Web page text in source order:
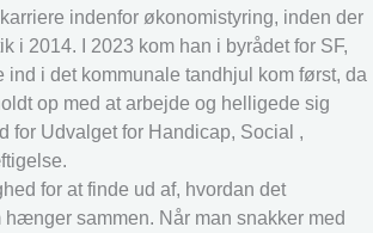
indenfor økonomistyring, inden der
i 2014. I 2023 kom han i byrådet for SF,
ind i det kommunale tandhjul kom først, da
op med at arbejde og helligede sig
for Udvalget for Handicap, Social ,
for at finde ud af, hvordan det
hænger sammen. Når man snakker med